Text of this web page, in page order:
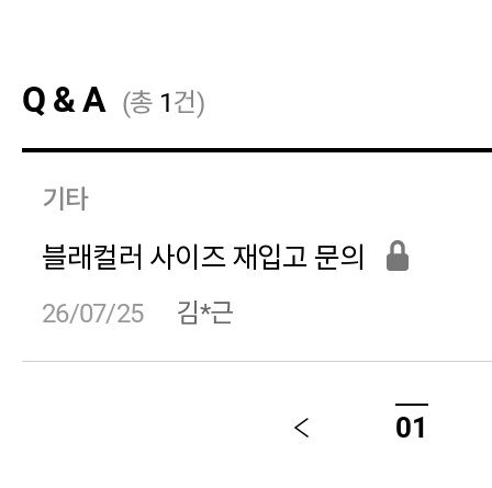
Q & A (총 1건)
기타
블래컬러 사이즈 재입고 문의
26/07/25 김*근
01